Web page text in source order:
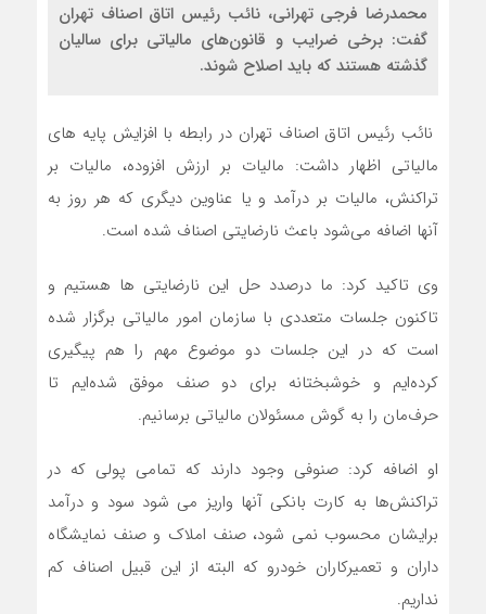
محمدرضا فرجی تهرانی، نائب رئیس اتاق اصناف تهران
گفت: برخی ضرایب و قانون‌های مالیاتی برای سالیان
گذشته هستند که باید اصلاح شوند.
نائب رئیس اتاق اصناف تهران در رابطه با افزایش پایه های
مالیاتی اظهار داشت: مالیات بر ارزش افزوده، مالیات بر
تراکنش، مالیات بر درآمد و یا عناوین دیگری که هر روز به
آنها اضافه می‌شود باعث نارضایتی اصناف شده است.
وی تاکید کرد: ما درصدد حل این نارضایتی ها هستیم و
تاکنون جلسات متعددی با سازمان امور مالیاتی برگزار شده
است که در این جلسات دو موضوع مهم را هم پیگیری
کرده‌ایم و خوشبختانه برای دو صنف موفق شده‌ایم تا
حرف‌مان را به گوش مسئولان مالیاتی برسانیم.
او اضافه کرد: صنوفی وجود دارند که تمامی پولی که در
تراکنش‌ها به کارت بانکی آنها واریز می شود سود و درآمد
برایشان محسوب نمی شود، صنف املاک و صنف نمایشگاه‌
داران و تعمیرکاران خودرو که البته از این قبیل اصناف کم
نداریم.